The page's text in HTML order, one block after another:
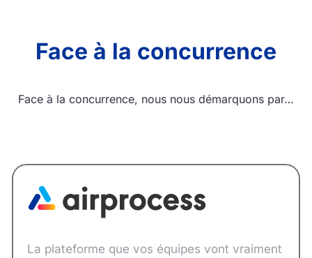
Face à la concurrence
Face à la concurrence, nous nous démarquons par…
La plateforme que vos équipes vont vraiment